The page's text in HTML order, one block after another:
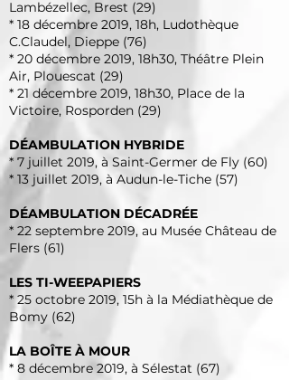
Lambézellec, Brest (29)
* 18 décembre 2019, 18h, Ludothèque
C.Claudel, Dieppe (76)
* 20 décembre 2019, 18h30, Théâtre Plein
Air, Plouescat (29)
* 21 décembre 2019, 18h30, Place de la
Victoire, Rosporden (29)
DÉAMBULATION HYBRIDE
* 7 juillet 2019, à Saint-Germer de Fly (60)
* 13 juillet 2019, à Audun-le-Tiche (57)
DÉAMBULATION DÉCADRÉE
* 22 septembre 2019, au Musée Château de
Flers (61)
LES TI-WEEPAPIERS
* 25 octobre 2019, 15h à la Médiathèque de
Bomy (62)
LA BOÎTE À MOUR
* 8 décembre 2019, à Sélestat (67)